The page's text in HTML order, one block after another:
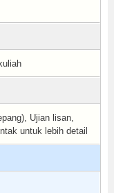
Ujian lisan,
untuk lebih detail